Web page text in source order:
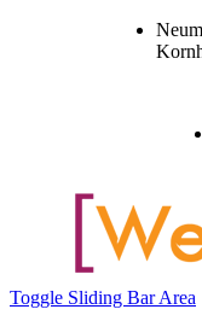
Toggle Sliding Bar Area